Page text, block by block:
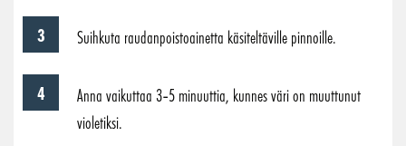
Suihkuta raudanpoistoainetta käsiteltäville pinnoille.
Anna vaikuttaa 3–5 minuuttia, kunnes väri on muuttunut
violetiksi.